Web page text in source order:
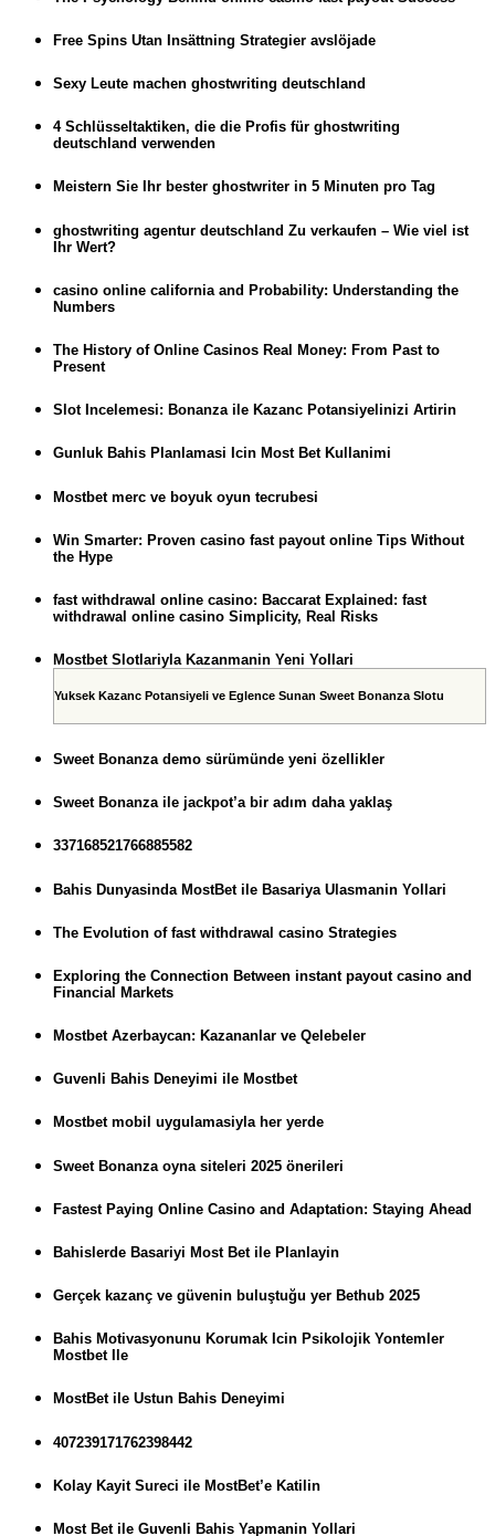
Free Spins Utan Insättning Strategier avslöjade
Sexy Leute machen ghostwriting deutschland
4 Schlüsseltaktiken, die die Profis für ghostwriting
deutschland verwenden
Meistern Sie Ihr bester ghostwriter in 5 Minuten pro Tag
ghostwriting agentur deutschland Zu verkaufen – Wie viel ist
Ihr Wert?
casino online california and Probability: Understanding the
Numbers
The History of Online Casinos Real Money: From Past to
Present
Slot Incelemesi: Bonanza ile Kazanc Potansiyelinizi Artirin
Gunluk Bahis Planlamasi Icin Most Bet Kullanimi
Mostbet merc ve boyuk oyun tecrubesi
Win Smarter: Proven casino fast payout online Tips Without
the Hype
fast withdrawal online casino: Baccarat Explained: fast
withdrawal online casino Simplicity, Real Risks
Mostbet Slotlariyla Kazanmanin Yeni Yollari
Yuksek Kazanc Potansiyeli ve Eglence Sunan Sweet Bonanza Slotu
Sweet Bonanza demo sürümünde yeni özellikler
Sweet Bonanza ile jackpot’a bir adım daha yaklaş
337168521766885582
Bahis Dunyasinda MostBet ile Basariya Ulasmanin Yollari
The Evolution of fast withdrawal casino Strategies
Exploring the Connection Between instant payout casino and
Financial Markets
Mostbet Azerbaycan: Kazananlar ve Qelebeler
Guvenli Bahis Deneyimi ile Mostbet
Mostbet mobil uygulamasiyla her yerde
Sweet Bonanza oyna siteleri 2025 önerileri
Fastest Paying Online Casino and Adaptation: Staying Ahead
Bahislerde Basariyi Most Bet ile Planlayin
Gerçek kazanç ve güvenin buluştuğu yer Bethub 2025
Bahis Motivasyonunu Korumak Icin Psikolojik Yontemler
Mostbet Ile
MostBet ile Ustun Bahis Deneyimi
407239171762398442
Kolay Kayit Sureci ile MostBet’e Katilin
Most Bet ile Guvenli Bahis Yapmanin Yollari